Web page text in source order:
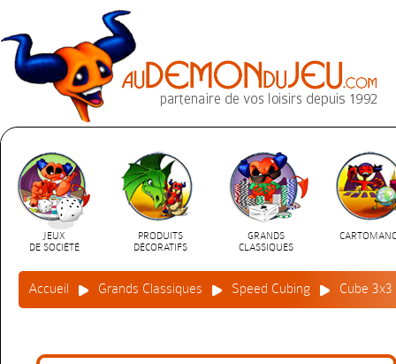
JEUX
DE SOCIÉTÉ
PRODUITS
DÉCORATIFS
GRANDS
CLASSIQUES
Accueil Grands Classiques Speed Cubing Cube